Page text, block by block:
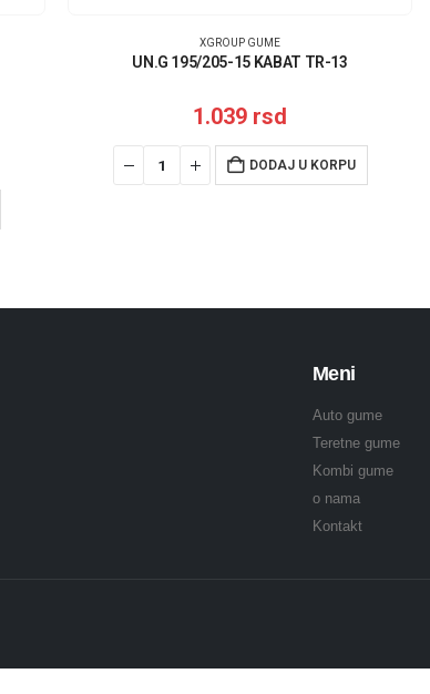
XGROUP GUME
UN.G 195/205-15 KABAT TR-13
1.039 rsd
DODAJ U KORPU
Meni
Auto gume
Teretne gume
Kombi gume
o nama
Kontakt